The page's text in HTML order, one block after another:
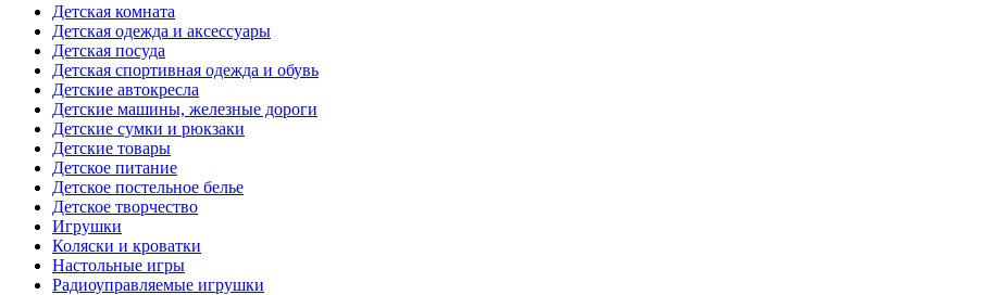
Детская комната
Детская одежда и аксессуары
Детская посуда
Детская спортивная одежда и обувь
Детские автокресла
Детские машины, железные дороги
Детские сумки и рюкзаки
Детские товары
Детское питание
Детское постельное белье
Детское творчество
Игрушки
Коляски и кроватки
Настольные игры
Радиоуправляемые игрушки